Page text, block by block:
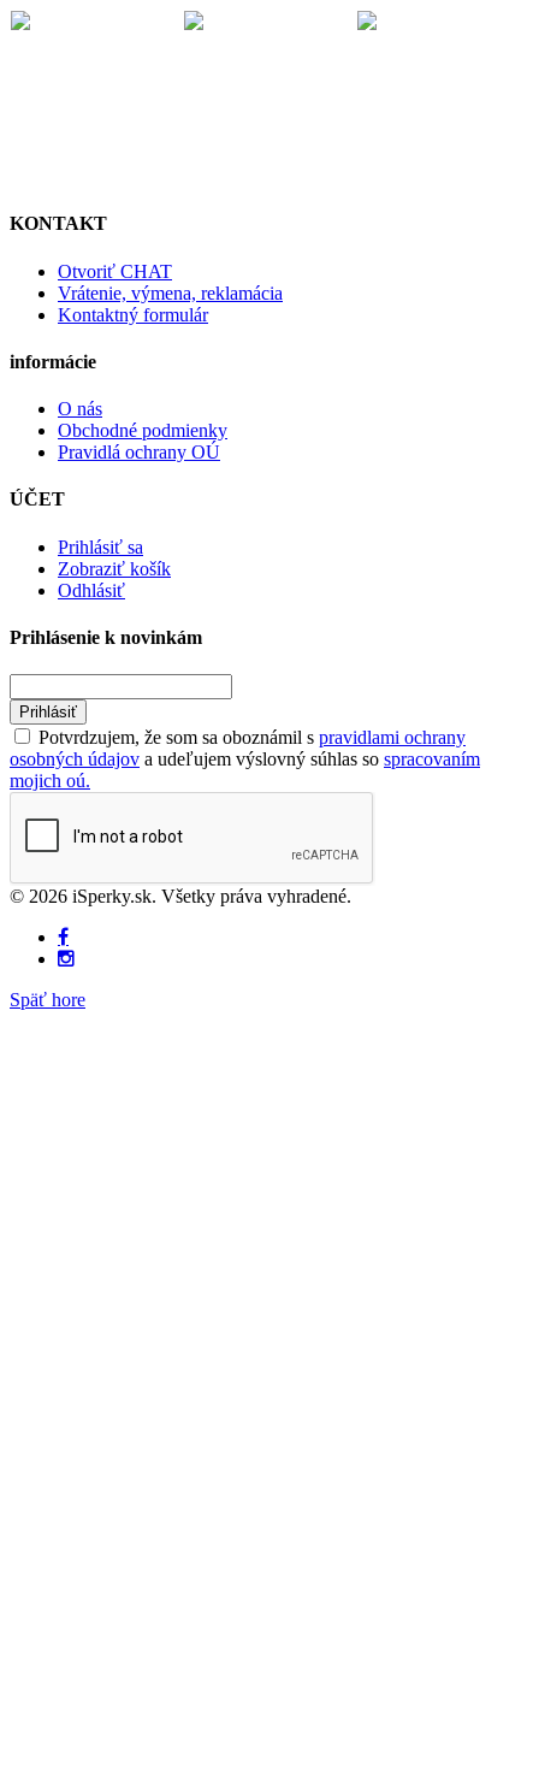
KONTAKT
Otvoriť CHAT
Vrátenie, výmena, reklamácia
Kontaktný formulár
informácie
O nás
Obchodné podmienky
Pravidlá ochrany OÚ
ÚČET
Prihlásiť sa
Zobraziť košík
Odhlásiť
Prihlásenie k novinkám
Prihlásiť
Potvrdzujem, že som sa oboznámil s pravidlami ochrany
osobných údajov a udeľujem výslovný súhlas so spracovaním
mojich oú.
© 2026 iSperky.sk. Všetky práva vyhradené.
Späť hore